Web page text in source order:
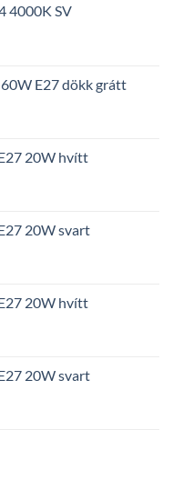
4000K SV
E27 dökk grátt
kr..
20W hvítt
kr..20W svart
kr..20W hvítt
kr..20W svart